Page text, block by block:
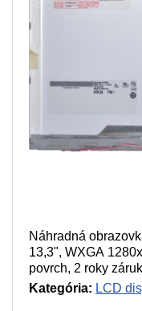
Náhradná
13,3", WXGA
povrch, 2 roky
Kategória: LCD